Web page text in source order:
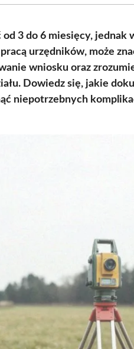
od 3 do 6 miesięcy,
urzędników, może
wniosku oraz
Dowiedz się, jakie
niepotrzebnych